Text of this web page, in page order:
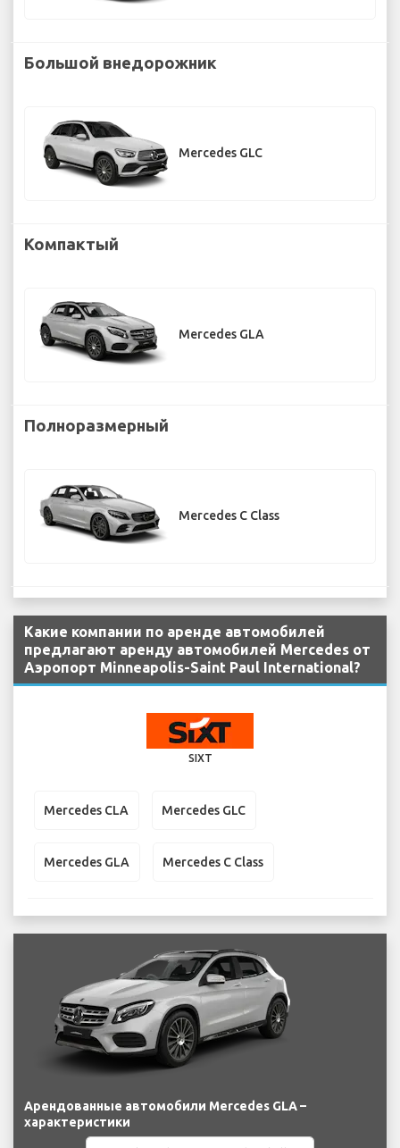
Большой внедорожник
Mercedes GLC
Компактый
Mercedes GLA
Полноразмерный
Mercedes C Class
Какие компании по аренде автомобилей
предлагают аренду автомобилей Mercedes от
Аэропорт Minneapolis-Saint Paul International?
SIXT
Mercedes CLA Mercedes GLC
Mercedes GLA Mercedes C Class
Арендованные автомобили Mercedes GLA –
характеристики